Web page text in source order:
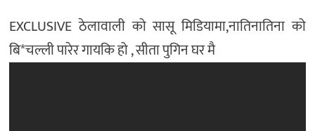
EXCLUSIVE ठेलावाली को सासू मिडियामा,नातिनातिना को
बि*चल्ली पारेर गायकि हो , सीता पुगिन घर मै